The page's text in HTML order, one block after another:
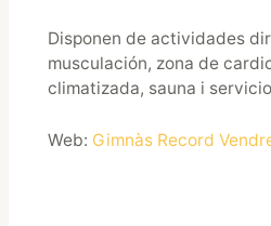
Disponen de actividades
musculación, zona de
climatizada, sauna i
Web: Gimnàs Record